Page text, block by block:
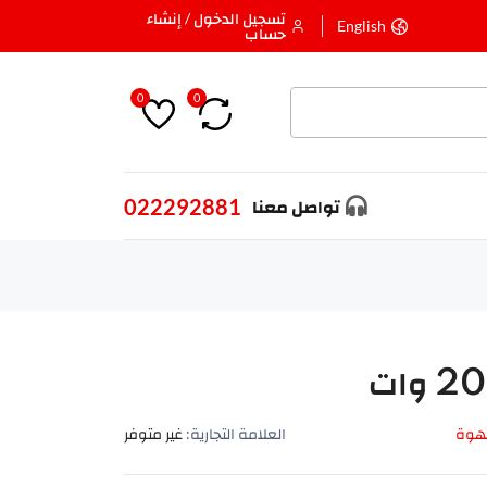
English
تسجيل الدخول / إنشاء
حساب
0
0
تواصل معنا 022292881
العلامة التجارية: غير متوفر